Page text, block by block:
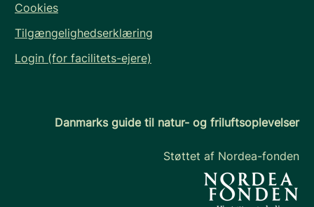
Cookies
Tilgængelighedserklæring
Login (for facilitets-ejere)
Danmarks guide til natur- og friluftsoplevelser
Støttet af Nordea-fonden